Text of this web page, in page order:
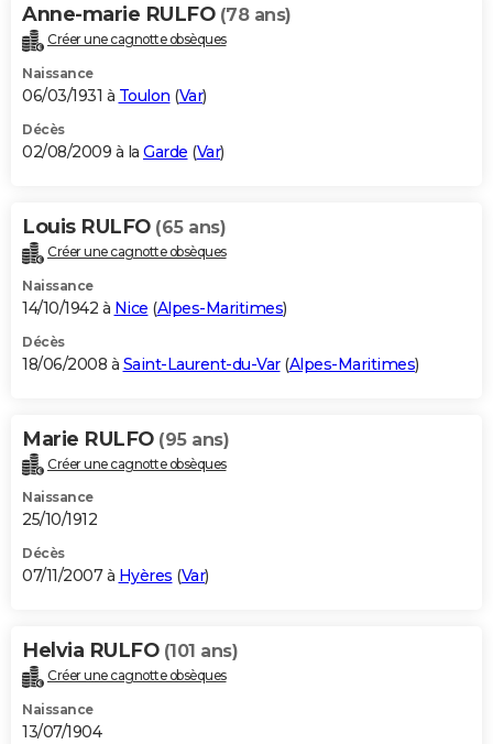
Anne-marie RULFO (78 ans)
Créer une cagnotte obsèques
Naissance
06/03/1931 à Toulon (Var)
Décès
02/08/2009 à la Garde (Var)
Louis RULFO (65 ans)
Créer une cagnotte obsèques
Naissance
14/10/1942 à Nice (Alpes-Maritimes)
Décès
18/06/2008 à Saint-Laurent-du-Var(Alpes-Maritimes)
Marie RULFO (95 ans)
Créer une cagnotte obsèques
Naissance
25/10/1912
Décès
07/11/2007 à Hyères (Var)
Helvia RULFO (101 ans)
Créer une cagnotte obsèques
Naissance
13/07/1904